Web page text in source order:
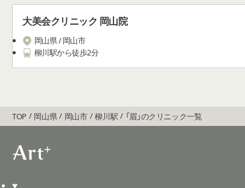
大美会クリニック 岡山院
岡山県 / 岡山市
柳川駅から徒歩2分
TOP 岡山県 岡山市 柳川駅 「眉」のクリニック一覧